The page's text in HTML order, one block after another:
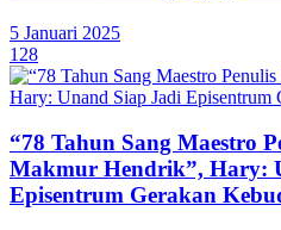
5 Januari 2025
128
“78 Tahun Sang Maestro
Makmur Hendrik”, Hary:
Episentrum Gerakan